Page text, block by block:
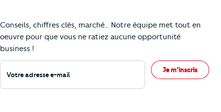
Conseils, chiffres clés, marché… Notre équipe met tout en
oeuvre pour que vous ne ratiez aucune opportunité
business !
Votre adresse e-mail
Je m’inscris